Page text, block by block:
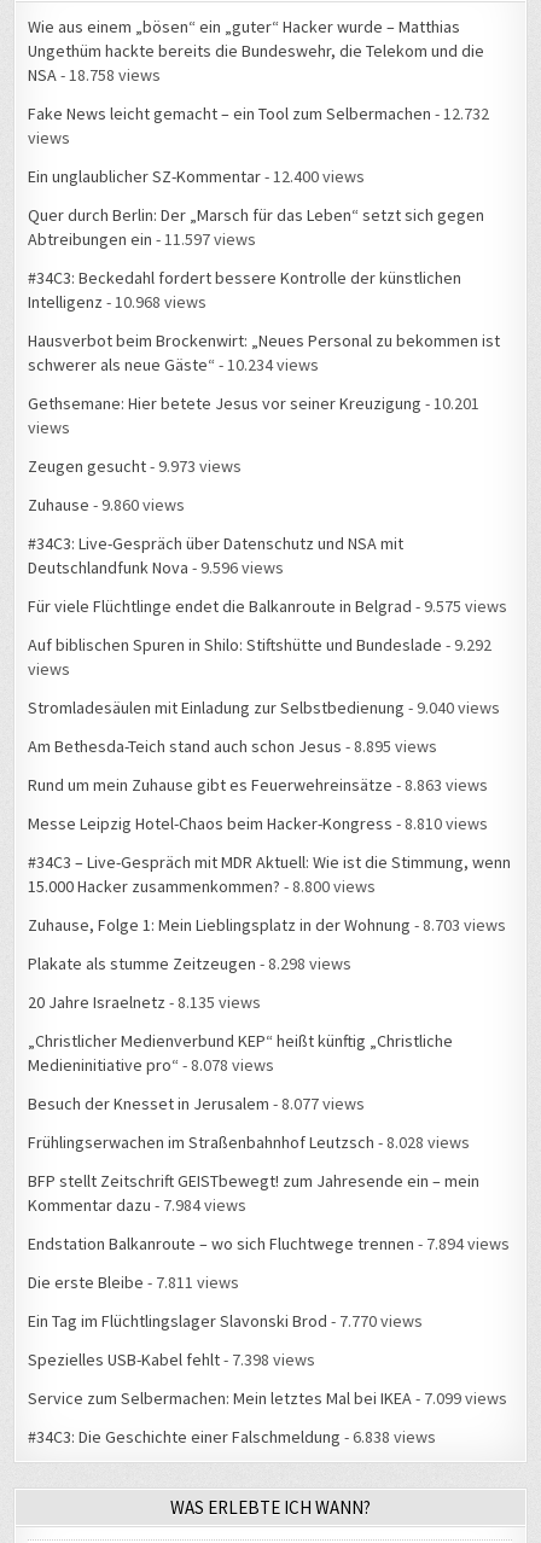
Wie aus einem „bösen“ ein „guter“ Hacker wurde – Matthias
Ungethüm hackte bereits die Bundeswehr, die Telekom und die
NSA - 18.758 views
Fake News leicht gemacht – ein Tool zum Selbermachen - 12.732
views
Ein unglaublicher SZ-Kommentar- 12.400 views
Quer durch Berlin: Der „Marsch für das Leben“ setzt sich gegen
Abtreibungen ein - 11.597 views
#34C3: Beckedahl fordert bessere Kontrolle der künstlichen
Intelligenz - 10.968 views
Hausverbot beim Brockenwirt: „Neues Personal zu bekommen ist
schwerer als neue Gäste“ - 10.234 views
Gethsemane: Hier betete Jesus vor seiner Kreuzigung - 10.201
views
Zeugen gesucht- 9.973 views
Zuhause - 9.860 views
#34C3: Live-Gespräch über Datenschutz und NSA mit
Deutschlandfunk Nova - 9.596 views
Für viele Flüchtlinge endet die Balkanroute in Belgrad - 9.575 views
Auf biblischen Spuren in Shilo: Stiftshütte und Bundeslade - 9.292
views
Stromladesäulen mit Einladung zur Selbstbedienung - 9.040 views
Am Bethesda-Teich stand auch schon Jesus - 8.895 views
Rund um mein Zuhause gibt es Feuerwehreinsätze - 8.863 views
Messe Leipzig Hotel-Chaos beim Hacker-Kongress - 8.810 views
#34C3 – Live-Gespräch mit MDR Aktuell: Wie ist die Stimmung, wenn
15.000 Hacker zusammenkommen? - 8.800 views
Zuhause, Folge 1: Mein Lieblingsplatz in der Wohnung - 8.703 views
Plakate als stumme Zeitzeugen - 8.298 views
20 Jahre Israelnetz - 8.135 views
„Christlicher Medienverbund KEP“ heißt künftig „Christliche
Medieninitiative pro“ - 8.078 views
Besuch der Knesset in Jerusalem - 8.077 views
Frühlingserwachen im Straßenbahnhof Leutzsch - 8.028 views
BFP stellt Zeitschrift GEISTbewegt! zum Jahresende ein – mein
Kommentar dazu - 7.984 views
Endstation Balkanroute – wo sich Fluchtwege trennen - 7.894 views
Die erste Bleibe - 7.811 views
Ein Tag im Flüchtlingslager Slavonski Brod - 7.770 views
Spezielles USB-Kabel fehlt- 7.398 views
Service zum Selbermachen: Mein letztes Mal bei IKEA - 7.099 views
#34C3: Die Geschichte einer Falschmeldung - 6.838 views
WAS ERLEBTE ICH WANN?